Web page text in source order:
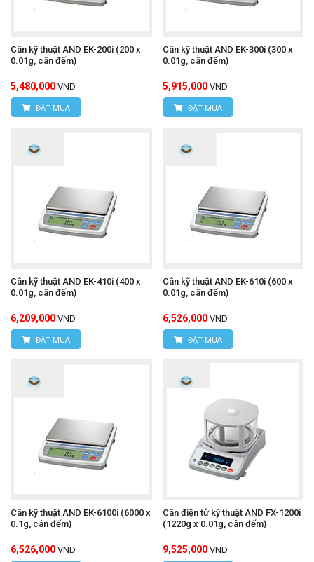
Cân kỹ thuật AND EK-200i (200 x
0.01g, cân đếm)
5,480,000 VND
ĐẶT MUA
Cân kỹ thuật AND EK-300i (300 x
0.01g, cân đếm)
5,915,000 VND
ĐẶT MUA
Cân kỹ thuật AND EK-410i (400 x
0.01g, cân đếm)
6,209,000 VND
ĐẶT MUA
Cân kỹ thuật AND EK-610i (600 x
0.01g, cân đếm)
6,526,000 VND
ĐẶT MUA
Cân kỹ thuật AND EK-6100i (6000 x
0.1g, cân đếm)
6,526,000 VND
Cân điện tử kỹ thuật AND FX-1200i
(1220g x 0.01g, cân đếm)
9,525,000 VND